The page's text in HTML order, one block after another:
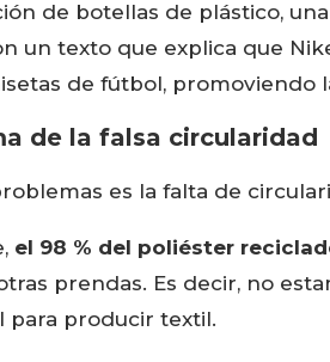
de la falsa circularidad
es la falta de
el 98 % del poliéster
prendas. Es decir, no
para producir textil.